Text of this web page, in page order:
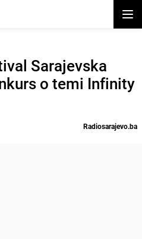
Sarajevska
o temi Infinity
Radiosarajevo.ba